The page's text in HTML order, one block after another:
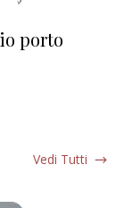
porto
Vedi Tutti